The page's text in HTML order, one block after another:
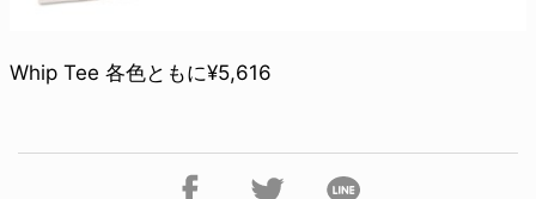
Whip Tee 各色ともに¥5,616